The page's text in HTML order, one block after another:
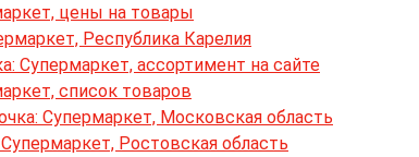
цены на товары
Республика Карелия
Супермаркет, ассортимент на сайте
список товаров
Супермаркет, Московская область
Ростовская область